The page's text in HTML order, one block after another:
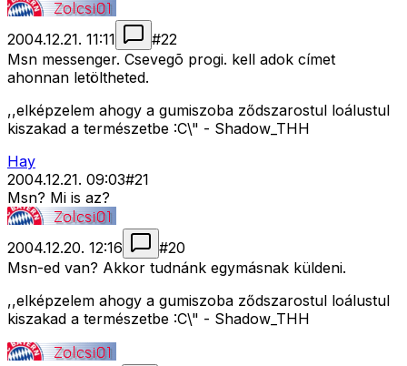
2004.12.21. 11:11 #22
Msn messenger. Csevegõ progi. kell adok címet
ahonnan letöltheted.
,,elképzelem ahogy a gumiszoba ződszarostul loálustul
kiszakad a természetbe :C\" - Shadow_THH
Hay
2004.12.21. 09:03#21
Msn? Mi is az?
2004.12.20. 12:16 #20
Msn-ed van? Akkor tudnánk egymásnak küldeni.
,,elképzelem ahogy a gumiszoba ződszarostul loálustul
kiszakad a természetbe :C\" - Shadow_THH